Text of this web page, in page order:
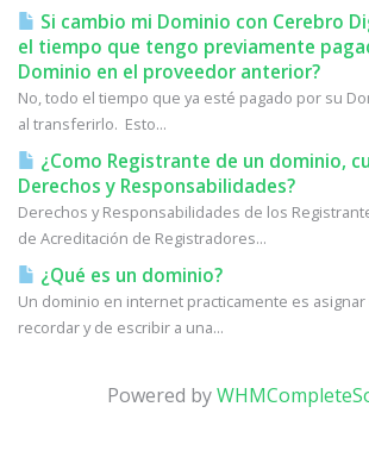
Si cambio mi Dominio con Cerebro
el tiempo que tengo previamente
Dominio en el proveedor anterior?
No, todo el tiempo que ya esté pagado por su
al transferirlo. Esto...
¿Como Registrante de un dominio,
Derechos y Responsabilidades?
Derechos y Responsabilidades de los
de Acreditación de Registradores...
¿Qué es un dominio?
Un dominio en internet practicamente es
recordar y de escribir a una...
Powered by